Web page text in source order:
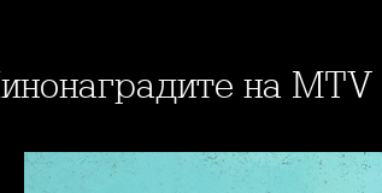
Кинонаградите на